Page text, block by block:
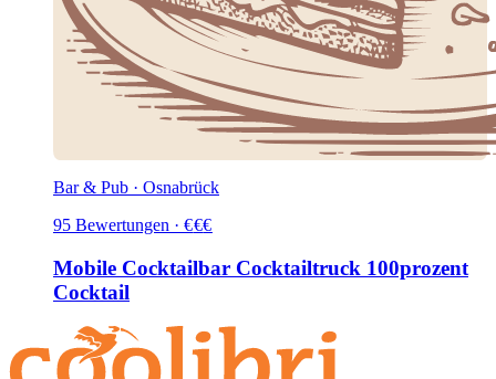
Bar & Pub · Osnabrück
95 Bewertungen · €€€
Mobile Cocktailbar Cocktailtruck 100prozent
Cocktail